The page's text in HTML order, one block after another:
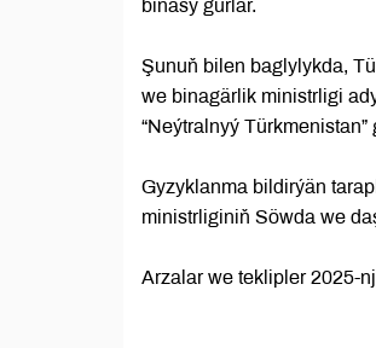
binasy gurlar.
Şunuň bilen baglylykda,
we binagärlik ministrligi
“Neýtralnyý
Gyzyklanma bildirýän
ministrliginiň Söwda we
Arzalar we teklipler 2025-